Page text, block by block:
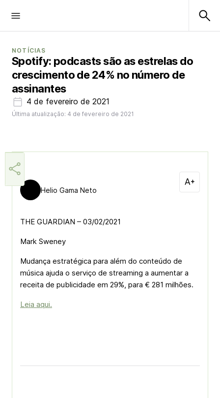
NOTÍCIAS
Spotify: podcasts são as estrelas do
crescimento de 24% no número de
assinantes
4 de fevereiro de 2021
Última atualização: 4 de fevereiro de 2021
Helio Gama Neto
THE GUARDIAN – 03/02/2021
Mark Sweney
Mudança estratégica para além do conteúdo de
música ajuda o serviço de streaming a aumentar a
receita de publicidade em 29%, para € 281 milhões.
Leia aqui.